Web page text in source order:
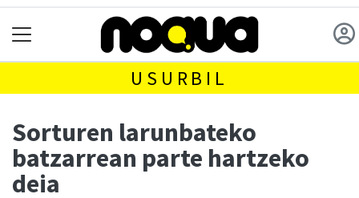
USURBIL
Sorturen larunbateko
batzarrean parte hartzeko
deia